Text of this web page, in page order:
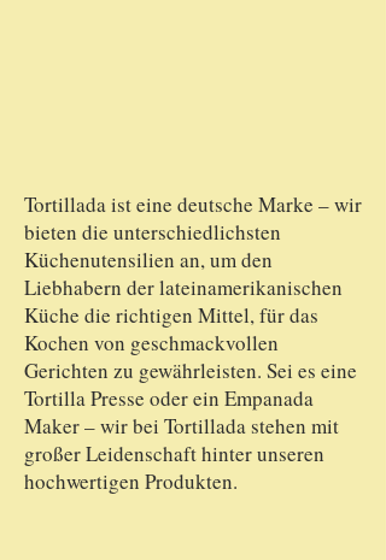
Tortillada ist eine deutsche Marke – wir
bieten die unterschiedlichsten
Küchenutensilien an, um den
Liebhabern der lateinamerikanischen
Küche die richtigen Mittel, für das
Kochen von geschmackvollen
Gerichten zu gewährleisten. Sei es eine
Tortilla Presse oder ein Empanada
Maker – wir bei Tortillada stehen mit
großer Leidenschaft hinter unseren
hochwertigen Produkten.